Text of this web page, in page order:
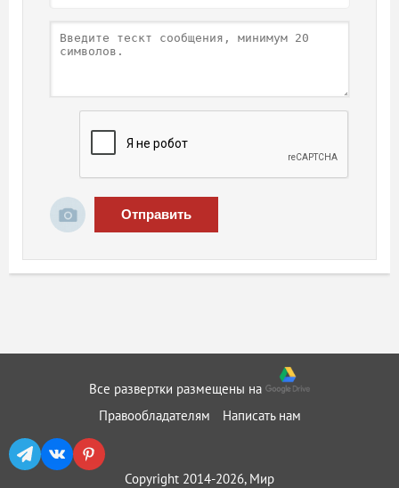
Отправить
Все развертки размещены на
Правообладателям
Написать нам
Copyright 2014-2026, Мир